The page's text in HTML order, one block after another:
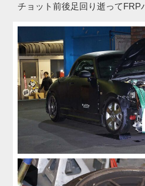
チョット前後足回り逝ってFRP